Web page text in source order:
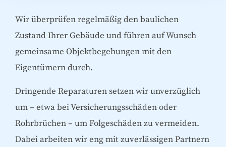
Wir überprüfen regelmäßig den baulichen
Zustand Ihrer Gebäude und führen auf Wunsch
gemeinsame Objektbegehungen mit den
Eigentümern durch.
Dringende Reparaturen setzen wir unverzüglich
um – etwa bei Versicherungsschäden oder
Rohrbrüchen – um Folgeschäden zu vermeiden.
Dabei arbeiten wir eng mit zuverlässigen Partnern